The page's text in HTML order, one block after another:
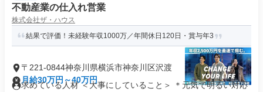
不動産業の仕入れ営業
株式会社ザ・ハウス
結果で評価！未経験年収1000万／年間休日120日・賞与年3
〒221-0844神奈川県横浜市神奈川区沢渡
月給30万円～40万円
求めている人材 ＜大事にしていること＞ ＊元気で明るい対応